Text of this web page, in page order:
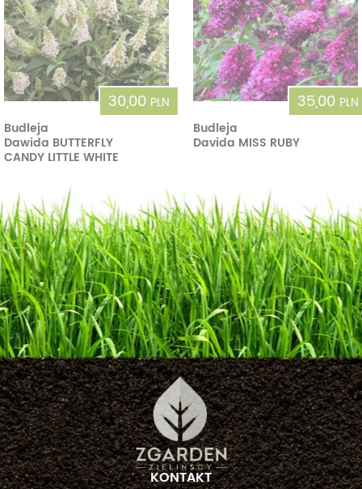
30,00 PLN
Budleja
Dawida BUTTERFLY
CANDY LITTLE WHITE
35,00 PLN
Budleja
Davida MISS RUBY
KONTAKT